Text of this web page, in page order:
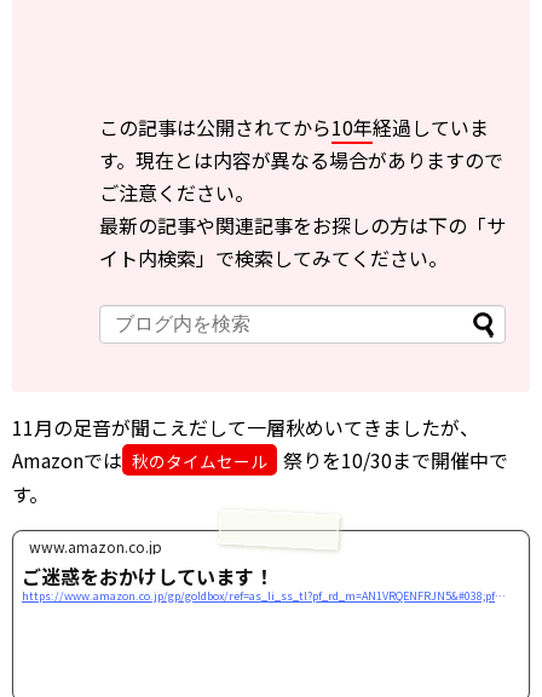
この記事は公開されてから10年経過していま
す。現在とは内容が異なる場合がありますので
ご注意ください。
最新の記事や関連記事をお探しの方は下の「サ
イト内検索」で検索してみてください。
11月の足音が聞こえだして一層秋めいてきましたが、
Amazonでは 秋のタイムセール
祭りを10/30まで開催中で
す。
www.amazon.co.jp
ご迷惑をおかけしています！
https://www.amazon.co.jp/gp/goldbox/ref=as_li_ss_tl?pf_rd_m=AN1VRQENFRJN5&#038;pf_rd_s=merchandised-search-4&#038;pf_rd_r=H87NDKCVWF9H8KT1SH4G&#038;pf_rd_t=101&#038;pf_rd_p=b35c4fc3-c54b-495d-afb2-99b458fcfc51&#038;pf_rd_i=15754471&#038;linkCode=ll2&#038;tag=tamulabjp-22&#038;linkId=852eee1f78b346817a505aa91e4a2640